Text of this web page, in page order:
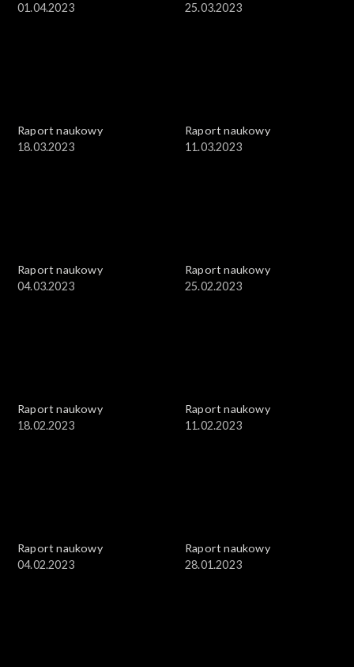
01.04.2023
25.03.2023
Raport naukowy
18.03.2023
Raport naukowy
11.03.2023
Raport naukowy
04.03.2023
Raport naukowy
25.02.2023
Raport naukowy
18.02.2023
Raport naukowy
11.02.2023
Raport naukowy
04.02.2023
Raport naukowy
28.01.2023